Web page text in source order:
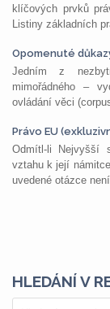
klíčových prvků
Listiny základních
Opomenuté
Jedním z
mimořádného –
ovládání věci
Právo EU
Odmítl-li Nejvyšší
vztahu k její
uvedené otázce
HLEDÁNÍ V